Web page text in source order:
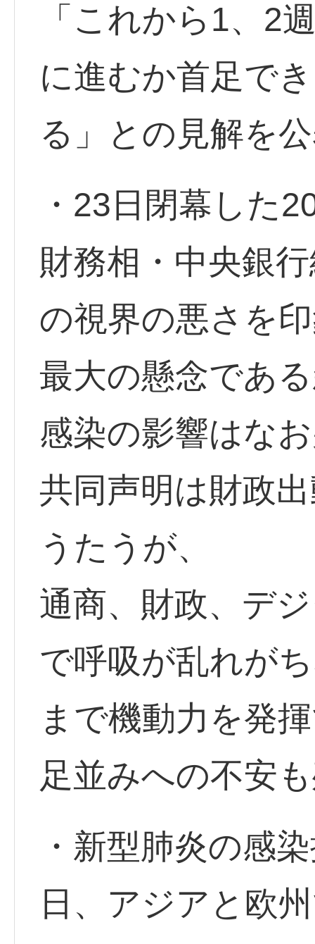
「これから1、2
に進むか首足で
る」との見解を
・23日閉幕した
財務相・中央銀
の視界の悪さを
最大の懸念であ
感染の影響はな
共同声明は財政
うたうが、
通商、財政、デ
で呼吸が乱れが
まで機動力を発
足並みへの不安
・新型肺炎の感
日、アジアと欧